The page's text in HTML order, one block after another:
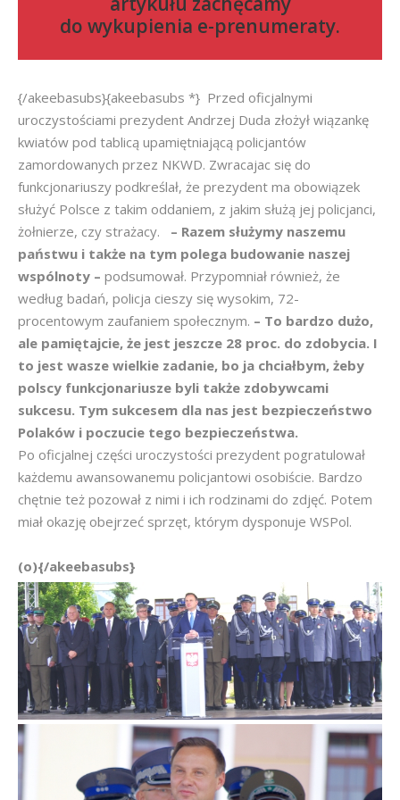
do wykupienia e-prenumeraty.
{/akeebasubs}{akeebasubs *} Przed oficjalnymi
uroczystościami prezydent Andrzej Duda złożył wiązankę
kwiatów pod tablicą upamiętniającą policjantów
zamordowanych przez NKWD. Zwracajac się do
funkcjonariuszy podkreślał, że prezydent ma obowiązek
służyć Polsce z takim oddaniem, z jakim służą jej policjanci,
żołnierze, czy strażacy.
– Razem służymy naszemu
państwu i także na tym polega budowanie naszej
wspólnoty – podsumował. Przypomniał również, że
według badań, policja cieszy się wysokim, 72-
procentowym zaufaniem społecznym. – To bardzo dużo,
ale pamiętajcie, że jest jeszcze 28 proc. do zdobycia. I
to jest wasze wielkie zadanie, bo ja chciałbym, żeby
polscy funkcjonariusze byli także zdobywcami
sukcesu. Tym sukcesem dla nas jest bezpieczeństwo
Polaków i poczucie tego bezpieczeństwa.
Po oficjalnej części uroczystości prezydent pogratulował
każdemu awansowanemu policjantowi osobiście. Bardzo
chętnie też pozował z nimi i ich rodzinami do zdjęć. Potem
miał okazję obejrzeć sprzęt, którym dysponuje WSPol.
(o){/akeebasubs}